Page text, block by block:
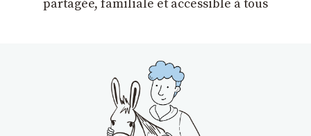
partagée, familiale et accessible à tous